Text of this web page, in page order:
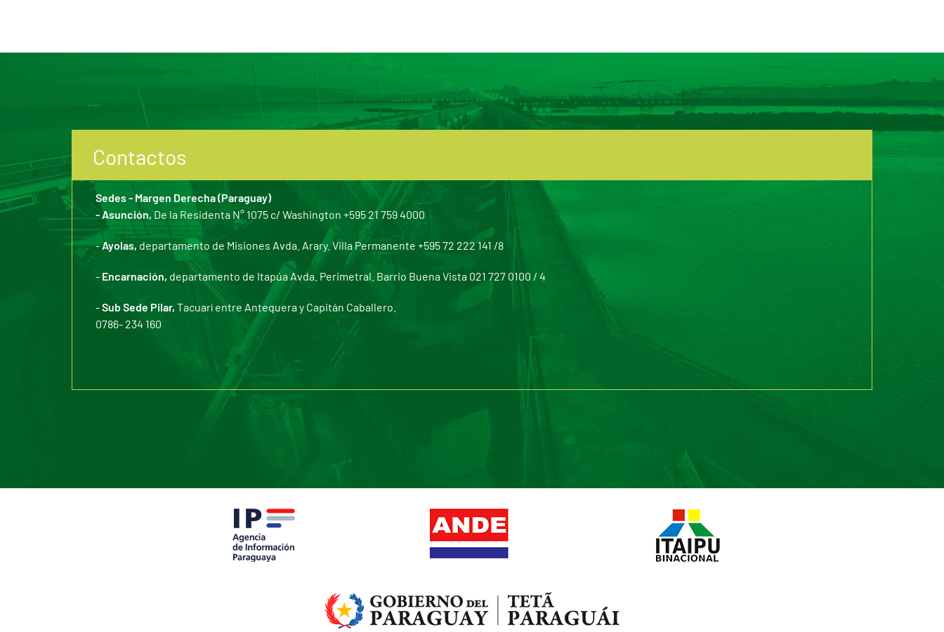
Contactos
Sedes - Margen Derecha (Paraguay)
- Asunción, De la Residenta N° 1075 c/ Washington +595 21 759 4000
-Ayolas, departamento de Misiones Avda. Arary. Villa Permanente +595 72 222 141 /8
- Encarnación, departamento de Itapúa Avda. Perimetral. Barrio Buena Vista 021 727 0100 / 4
-Sub Sede Pilar, Tacuarí entre Antequera y Capitán Caballero.
0786- 234 160